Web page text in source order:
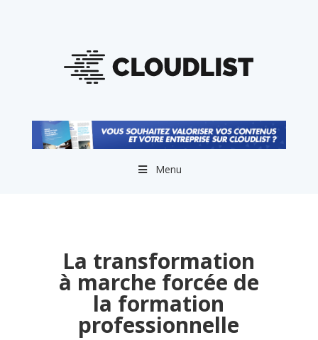
Menu
La transformation
à marche forcée de
la formation
professionnelle